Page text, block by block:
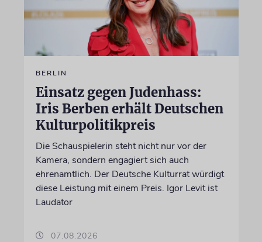
BERLIN
Einsatz gegen Judenhass:
Iris Berben erhält Deutschen
Kulturpolitikpreis
Die Schauspielerin steht nicht nur vor der
Kamera, sondern engagiert sich auch
ehrenamtlich. Der Deutsche Kulturrat würdigt
diese Leistung mit einem Preis. Igor Levit ist
Laudator
07.08.2026